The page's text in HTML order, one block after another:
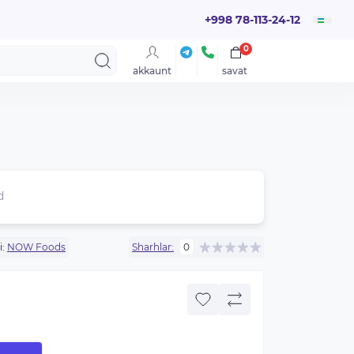
+998 78-113-24-12
akkaunt savat
0
NOW Foods Sharhlar: 0